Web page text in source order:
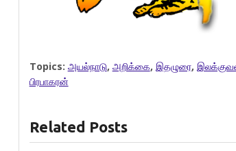
Topics: அயல்நாடு, அறிக்கை, இதழுரை,
பிரபாகரன்
Related Posts